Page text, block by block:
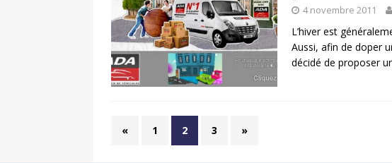
4 novembre 2011
L’hiver est
Aussi, afin de doper
décidé de proposer
« 1 2 3 »